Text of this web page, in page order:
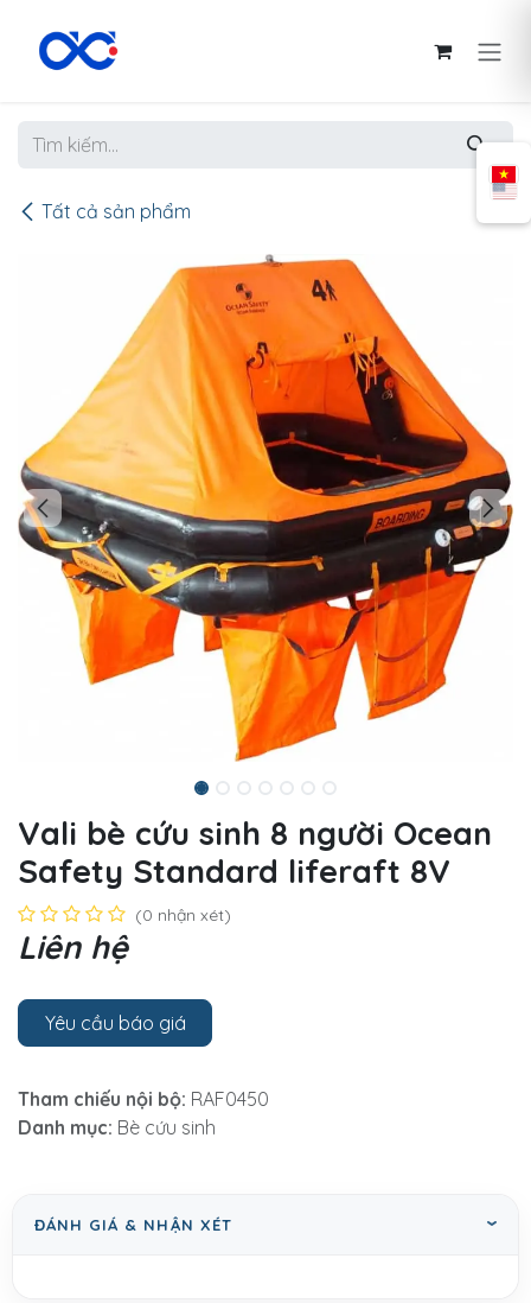
Tất cả sản phẩm
Vali bè cứu sinh 8 người Ocean
Safety Standard liferaft 8V
(0 nhận xét)
Liên hệ
Yêu cầu báo giá
Tham chiếu nội bộ: RAF0450
Danh mục: Bè cứu sinh
ĐÁNH GIÁ & NHẬN XÉT